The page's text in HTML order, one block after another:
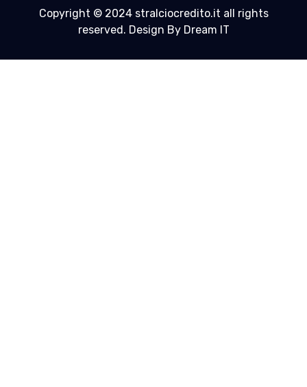
Copyright © 2024 stralciocredito.it all rights
reserved. Design By Dream IT